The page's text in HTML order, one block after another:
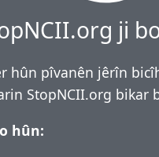
ji
hûn pîvanên jêrîn
StopNCII.org bikar
hûn: